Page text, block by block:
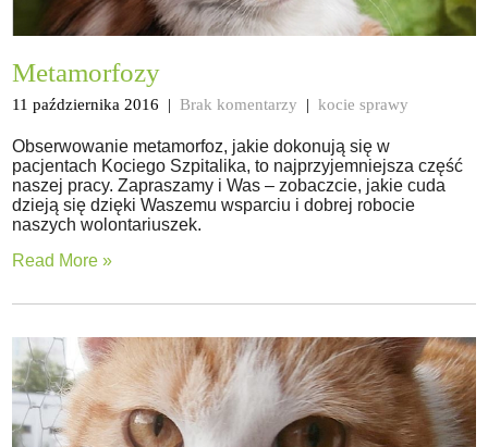
Metamorfozy
11 października 2016 |Brak komentarzy |kocie sprawy
Obserwowanie metamorfoz, jakie dokonują się w
pacjentach Kociego Szpitalika, to najprzyjemniejsza część
naszej pracy. Zapraszamy i Was – zobaczcie, jakie cuda
dzieją się dzięki Waszemu wsparciu i dobrej robocie
naszych wolontariuszek.
Read More »